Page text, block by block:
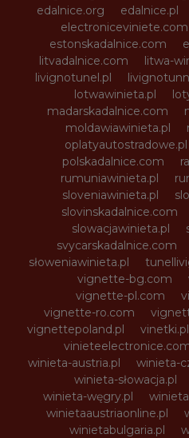
edalnice.org
edalnice.pl
electroniceviniete.com
estonskadalnice.com
litvadalnice.com
litwa-
livignotunel.pl
lotwawinieta.pl
madarskadalnice.com
moldawiawinieta.pl
oplatyautostradowe.pl
polskadalnice.com
rumuniawinieta.pl
sloveniawinieta.pl
slovinskadalnice.com
slowacjawinieta.pl
svycarskadalnice.com
słoweniawinieta.pl
vignette-bg.com
vignette-pl.com
vignette-ro.com
vignettepoland.pl
vinetki.pl
winieta-austria.pl
winieta-
winieta-słowacja.pl
winieta-węgry.pl
winietaaustriaonline.pl
winietabulgaria.pl